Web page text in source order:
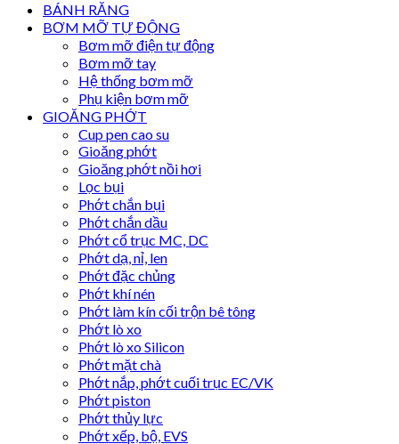
BÁNH RĂNG
BƠM MỠ TỰ ĐỘNG
Bơm mỡ điện tự động
Bơm mỡ tay
Hệ thống bơm mỡ
Phụ kiện bơm mỡ
GIOĂNG PHỚT
Cup pen cao su
Gioăng phớt
Gioăng phớt nồi hơi
Lọc bụi
Phớt chắn bụi
Phớt chắn dầu
Phớt cổ trục MC, DC
Phớt dạ, nỉ, len
Phớt đặc chủng
Phớt khí nén
Phớt làm kín cối trộn bê tông
Phớt lò xo
Phớt lò xo Silicon
Phớt mặt chà
Phớt nắp, phớt cuối trục EC/VK
Phớt piston
Phớt thủy lực
Phớt xếp, bộ, EVS